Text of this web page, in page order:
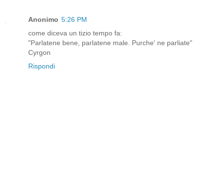
Anonimo 5:26 PM
come diceva un tizio tempo fa:
"Parlatene bene, parlatene male. Purche' ne parliate"
Cyrgon
Rispondi